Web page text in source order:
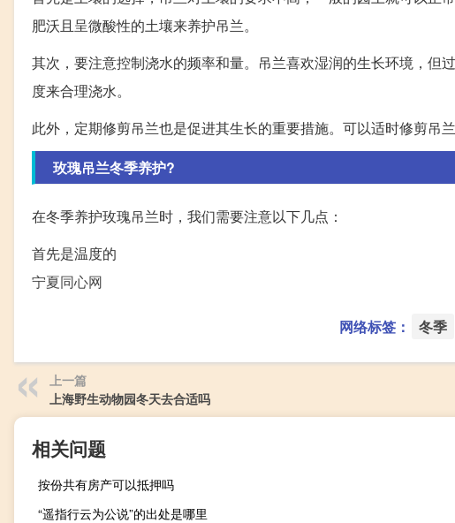
肥沃且呈微酸性的土壤来养护吊兰。
其次，要注意控制浇水的频率和量。吊兰喜欢湿润的生长环境，但
度来合理浇水。
此外，定期修剪吊兰也是促进其生长的重要措施。可以适时修剪吊
玫瑰吊兰冬季养护?
在冬季养护玫瑰吊兰时，我们需要注意以下几点：
首先是温度的
宁夏同心网
网络标签： 冬季
上一篇
上海野生动物园冬天去合适吗
相关问题
按份共有房产可以抵押吗
“遥指行云为公说”的出处是哪里